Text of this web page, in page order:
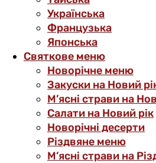
Українська
Французька
Японська
Святкове меню
Новорічне меню
Закуски на Новий
М’ясні страви на
Салати на Новий рік
Новорічні десерти
Різдвяне меню
М’ясні страви на